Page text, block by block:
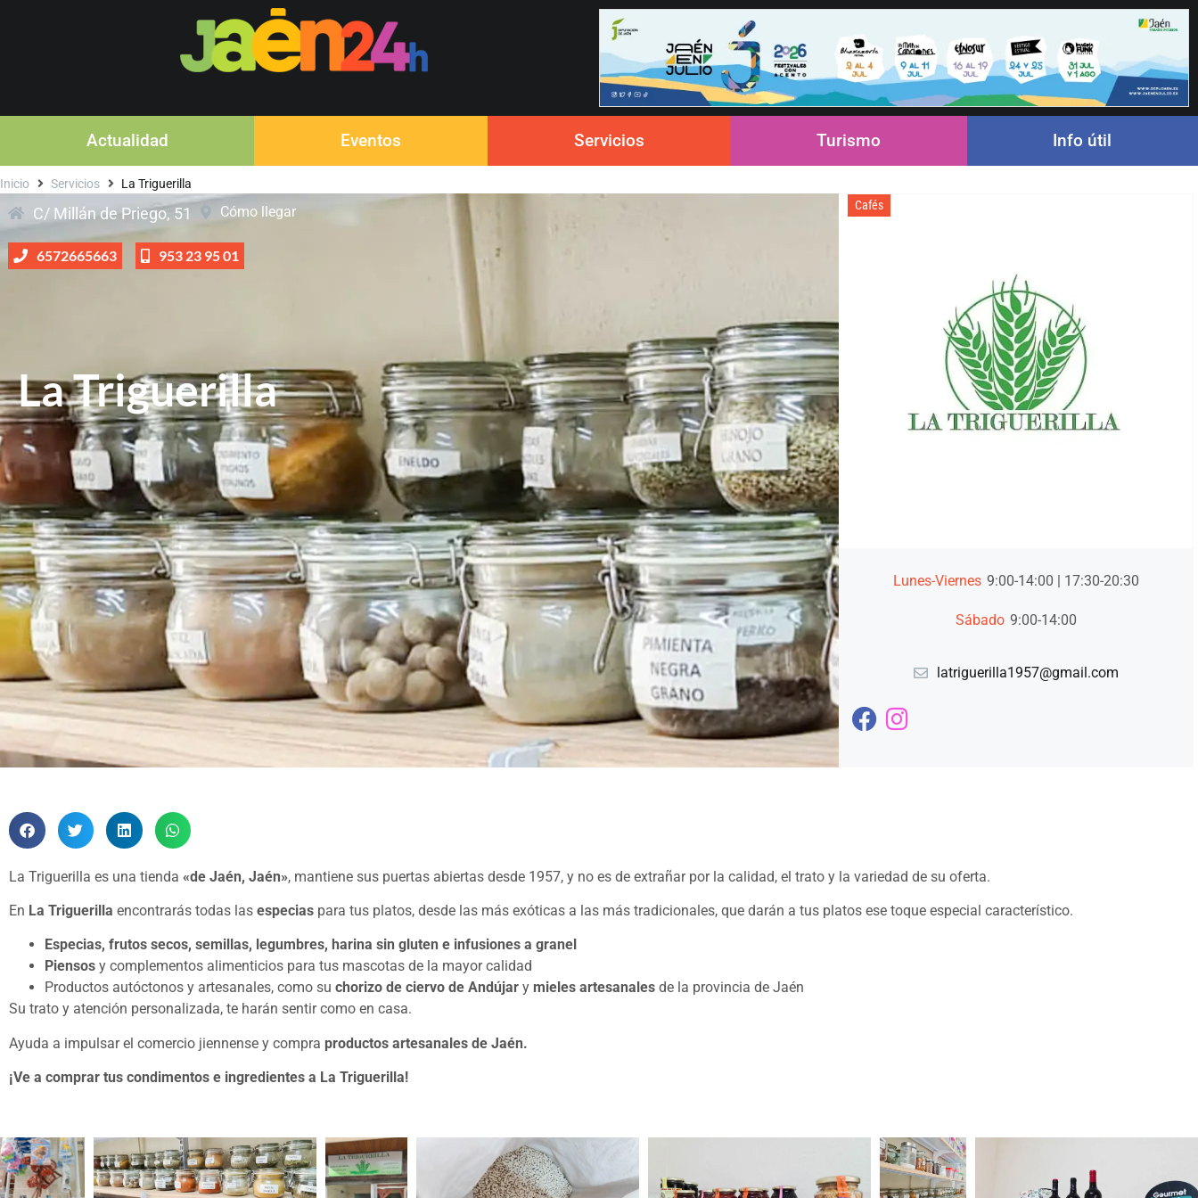
Actualidad Eventos Servicios Turismo Info útil
Inicio Servicios La Triguerilla
La Triguerilla
C/ Millán de Priego, 51 Cómo llegar
6572665663 953 23 95 01
Cafés
Lunes-Viernes 9:00-14:00 | 17:30-20:30
Sábado 9:00-14:00
latriguerilla1957@gmail.com
La Triguerilla es una tienda «de Jaén, Jaén», mantiene sus puertas abiertas desde 1957, y no es de extrañar por la calidad, el trato y la variedad de su oferta.
En La Triguerilla encontrarás todas las especias para tus platos, desde las más exóticas a las más tradicionales, que darán a tus platos ese toque especial característico.
Especias, frutos secos, semillas, legumbres, harina sin gluten e infusiones a granel
Piensos y complementos alimenticios para tus mascotas de la mayor calidad
Productos autóctonos y artesanales, como su chorizo de ciervo de Andújar y mieles artesanales de la provincia de Jaén
Su trato y atención personalizada, te harán sentir como en casa.
Ayuda a impulsar el comercio jiennense y compra productos artesanales de Jaén.
¡Ve a comprar tus condimentos e ingredientes a La Triguerilla!